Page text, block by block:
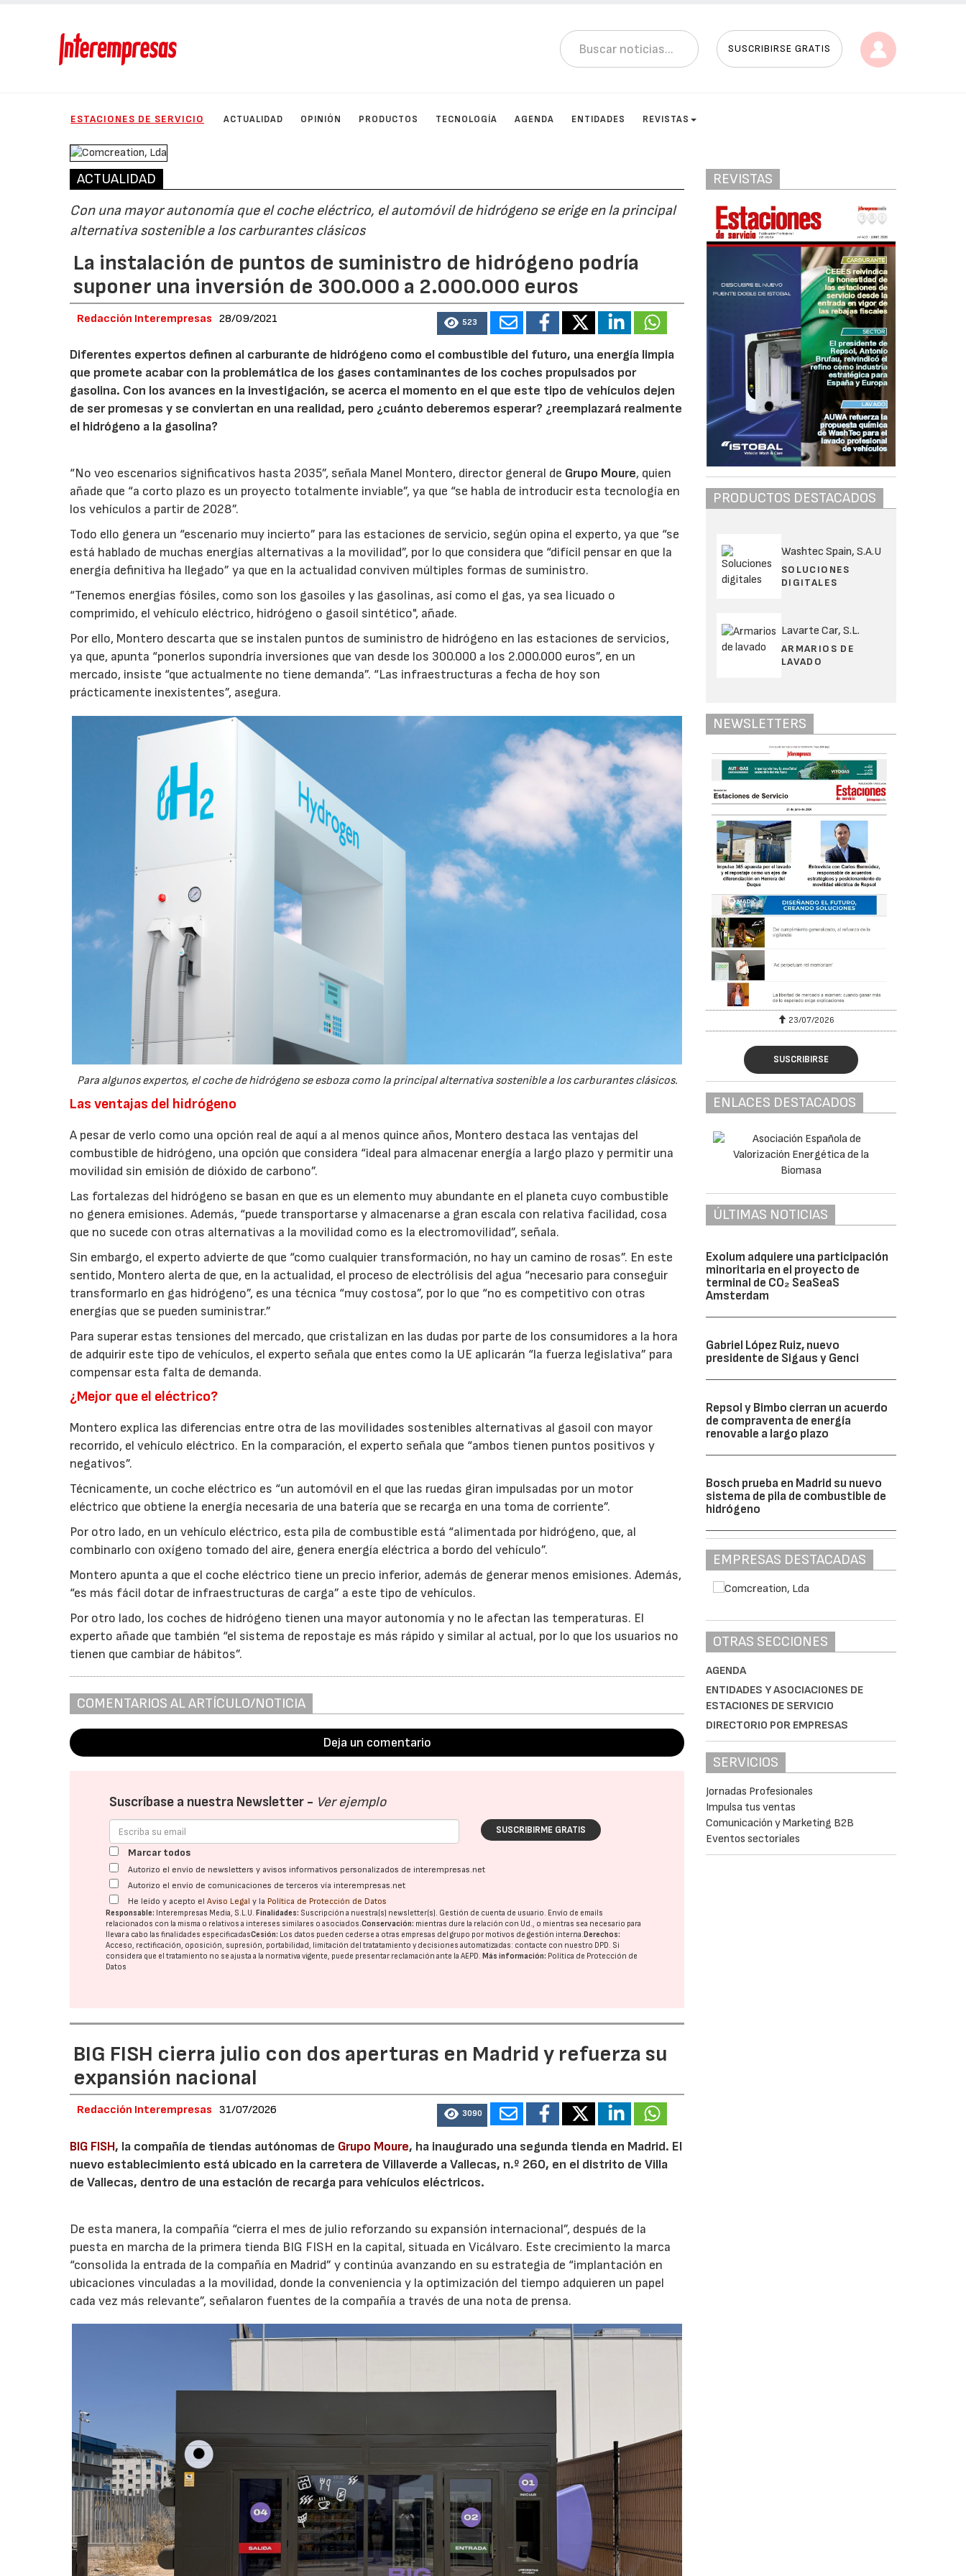
SUSCRIBIRSE GRATIS
ESTACIONES DE SERVICIO ACTUALIDAD OPINIÓN PRODUCTOS TECNOLOGÍA AGENDA ENTIDADES REVISTAS
ACTUALIDAD
Con una mayor autonomía que el coche eléctrico, el automóvil de hidrógeno se erige en la principal
alternativa sostenible a los carburantes clásicos
La instalación de puntos de suministro de hidrógeno podría
suponer una inversión de 300.000 a 2.000.000 euros
Redacción Interempresas 28/09/2021 523
Diferentes expertos definen al carburante de hidrógeno como el combustible del futuro, una energía limpia
que promete acabar con la problemática de los gases contaminantes de los coches propulsados por
gasolina. Con los avances en la investigación, se acerca el momento en el que este tipo de vehículos dejen
de ser promesas y se conviertan en una realidad, pero ¿cuánto deberemos esperar? ¿reemplazará realmente
el hidrógeno a la gasolina?
“No veo escenarios significativos hasta 2035”, señala Manel Montero, director general de Grupo Moure, quien
añade que “a corto plazo es un proyecto totalmente inviable”, ya que “se habla de introducir esta tecnología en
los vehículos a partir de 2028”.
Todo ello genera un “escenario muy incierto” para las estaciones de servicio, según opina el experto, ya que “se
está hablado de muchas energías alternativas a la movilidad”, por lo que considera que “difícil pensar en que la
energía definitiva ha llegado” ya que en la actualidad conviven múltiples formas de suministro.
“Tenemos energías fósiles, como son los gasoiles y las gasolinas, así como el gas, ya sea licuado o
comprimido, el vehículo eléctrico, hidrógeno o gasoil sintético", añade.
Por ello, Montero descarta que se instalen puntos de suministro de hidrógeno en las estaciones de servicios,
ya que, apunta “ponerlos supondría inversiones que van desde los 300.000 a los 2.000.000 euros”, en un
mercado, insiste “que actualmente no tiene demanda”. “Las infraestructuras a fecha de hoy son
prácticamente inexistentes”, asegura.
Para algunos expertos, el coche de hidrógeno se esboza como la principal alternativa sostenible a los carburantes clásicos.
Las ventajas del hidrógeno
A pesar de verlo como una opción real de aquí a al menos quince años, Montero destaca las ventajas del
combustible de hidrógeno, una opción que considera “ideal para almacenar energía a largo plazo y permitir una
movilidad sin emisión de dióxido de carbono”.
Las fortalezas del hidrógeno se basan en que es un elemento muy abundante en el planeta cuyo combustible
no genera emisiones. Además, “puede transportarse y almacenarse a gran escala con relativa facilidad, cosa
que no sucede con otras alternativas a la movilidad como es la electromovilidad”, señala.
Sin embargo, el experto advierte de que “como cualquier transformación, no hay un camino de rosas”. En este
sentido, Montero alerta de que, en la actualidad, el proceso de electrólisis del agua “necesario para conseguir
transformarlo en gas hidrógeno”, es una técnica “muy costosa”, por lo que “no es competitivo con otras
energías que se pueden suministrar.”
Para superar estas tensiones del mercado, que cristalizan en las dudas por parte de los consumidores a la hora
de adquirir este tipo de vehículos, el experto señala que entes como la UE aplicarán “la fuerza legislativa” para
compensar esta falta de demanda.
¿Mejor que el eléctrico?
Montero explica las diferencias entre otra de las movilidades sostenibles alternativas al gasoil con mayor
recorrido, el vehículo eléctrico. En la comparación, el experto señala que “ambos tienen puntos positivos y
negativos”.
Técnicamente, un coche eléctrico es “un automóvil en el que las ruedas giran impulsadas por un motor
eléctrico que obtiene la energía necesaria de una batería que se recarga en una toma de corriente”.
Por otro lado, en un vehículo eléctrico, esta pila de combustible está “alimentada por hidrógeno, que, al
combinarlo con oxígeno tomado del aire, genera energía eléctrica a bordo del vehículo”.
Montero apunta a que el coche eléctrico tiene un precio inferior, además de generar menos emisiones. Además,
“es más fácil dotar de infraestructuras de carga” a este tipo de vehículos.
Por otro lado, los coches de hidrógeno tienen una mayor autonomía y no le afectan las temperaturas. El
experto añade que también “el sistema de repostaje es más rápido y similar al actual, por lo que los usuarios no
tienen que cambiar de hábitos”.
COMENTARIOS AL ARTÍCULO/NOTICIA
Deja un comentario
Suscríbase a nuestra Newsletter - Ver ejemplo
SUSCRIBIRME GRATIS
Marcar todos
Autorizo el envío de newsletters y avisos informativos personalizados de interempresas.net
Autorizo el envío de comunicaciones de terceros vía interempresas.net
He leído y acepto elAviso Legal y la Política de Protección de Datos
Responsable: Interempresas Media, S.L.U. Finalidades: Suscripción a nuestra(s) newsletter(s). Gestión de cuenta de usuario. Envío de emails
relacionados con la misma o relativos a intereses similares o asociados.Conservación: mientras dure la relación con Ud., o mientras sea necesario para
llevar a cabo las finalidades especificadasCesión: Los datos pueden cederse a otras empresas del grupo por motivos de gestión interna. Derechos:
Acceso, rectificación, oposición, supresión, portabilidad, limitación del tratatamiento y decisiones automatizadas: contacte con nuestro DPD. Si
considera que el tratamiento no se ajusta a la normativa vigente, puede presentar reclamación ante laAEPD. Más información: Política de Protección de
Datos
BIG FISH cierra julio con dos aperturas en Madrid y refuerza su
expansión nacional
Redacción Interempresas 31/07/2026 3090
BIG FISH, la compañía de tiendas autónomas de Grupo Moure, ha inaugurado una segunda tienda en Madrid. El
nuevo establecimiento está ubicado en la carretera de Villaverde a Vallecas, n.º 260, en el distrito de Villa
de Vallecas, dentro de una estación de recarga para vehículos eléctricos.
De esta manera, la compañía “cierra el mes de julio reforzando su expansión internacional”, después de la
puesta en marcha de la primera tienda BIG FISH en la capital, situada en Vicálvaro. Este crecimiento la marca
“consolida la entrada de la compañía en Madrid” y continúa avanzando en su estrategia de “implantación en
ubicaciones vinculadas a la movilidad, donde la conveniencia y la optimización del tiempo adquieren un papel
cada vez más relevante”, señalaron fuentes de la compañía a través de una nota de prensa.
REVISTAS
PRODUCTOS DESTACADOS
Washtec Spain, S.A.U
SOLUCIONES
DIGITALES
Lavarte Car, S.L.
ARMARIOS DE
LAVADO
NEWSLETTERS
23/07/2026
SUSCRIBIRSE
ENLACES DESTACADOS
ÚLTIMAS NOTICIAS
Exolum adquiere una participación
minoritaria en el proyecto de
terminal de CO₂ SeaSeaS
Amsterdam
Gabriel López Ruiz, nuevo
presidente de Sigaus y Genci
Repsol y Bimbo cierran un acuerdo
de compraventa de energía
renovable a largo plazo
Bosch prueba en Madrid su nuevo
sistema de pila de combustible de
hidrógeno
EMPRESAS DESTACADAS
OTRAS SECCIONES
AGENDA
ENTIDADES Y ASOCIACIONES DE
ESTACIONES DE SERVICIO
DIRECTORIO POR EMPRESAS
SERVICIOS
Jornadas Profesionales
Impulsa tus ventas
Comunicación y Marketing B2B
Eventos sectoriales